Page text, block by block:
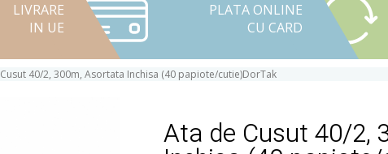
LIVRARE
IN UE
PLATA ONLINE
CU CARD
40/2, 300m, Asortata Inchisa (40 papiote/cutie)DorTak
Ata de Cusut 40/2,